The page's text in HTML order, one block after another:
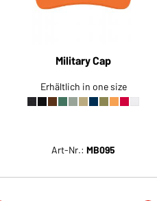
Military Cap
Erhältlich in one size
Art-Nr.:MB095